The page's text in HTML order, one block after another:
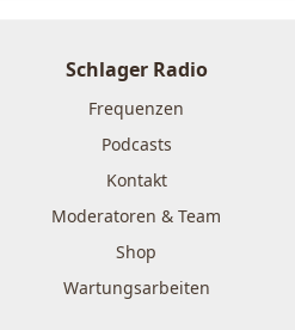
Schlager Radio
Frequenzen
Podcasts
Kontakt
Moderatoren & Team
Shop
Wartungsarbeiten